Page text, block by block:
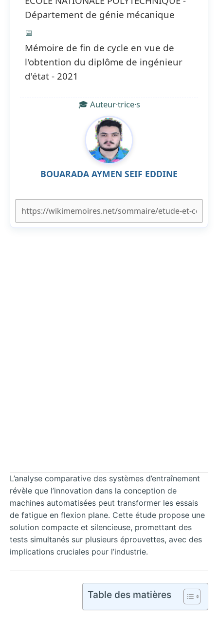
Département de génie mécanique
📅
Mémoire de fin de cycle en vue de
l'obtention du diplôme de ingénieur
d'état - 2021
🎓 Auteur·trice·s
BOUARADA AYMEN SEIF EDDINE
L’analyse comparative des systèmes d’entraînement
révèle que l’innovation dans la conception de
machines automatisées peut transformer les essais
de fatigue en flexion plane. Cette étude propose une
solution compacte et silencieuse, promettant des
tests simultanés sur plusieurs éprouvettes, avec des
implications cruciales pour l’industrie.
Table des matières